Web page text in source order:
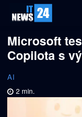
Microsoft
Copilota s
AI
2 min.